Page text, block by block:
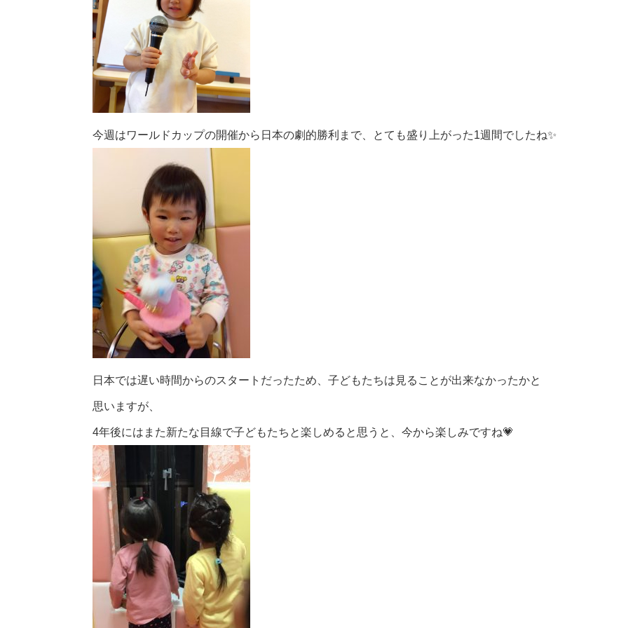
今週はワールドカップの開催から日本の劇的勝利まで、とても盛り上がった1週間でしたね✨
日本では遅い時間からのスタートだったため、子どもたちは見ることが出来なかったかと
思いますが、
4年後にはまた新たな目線で子どもたちと楽しめると思うと、今から楽しみですね💗